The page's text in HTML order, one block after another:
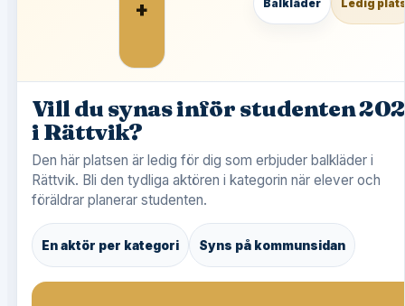
+ Balkläder Ledig
Vill du synas inför studenten
i Rättvik?
Den här platsen är ledig för dig som erbjuder balkläder i
Rättvik. Bli den tydliga aktören i kategorin när elever och
föräldrar planerar studenten.
En aktör per kategori Syns på kommunsidan